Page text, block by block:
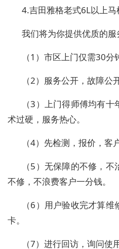
4.吉田雅格老式6L以上
我们将为你提供优质的服
（1）市区上门仅需30分
（2）服务公开，故障公
（3）上门得师傅均有
术过硬，服务热心。
（4）先检测，报价，客
（5）无保障的不修，
不修，不浪费客户一分钱。
（6）用户验收完才算
卡。
（7）进行回访，询问使